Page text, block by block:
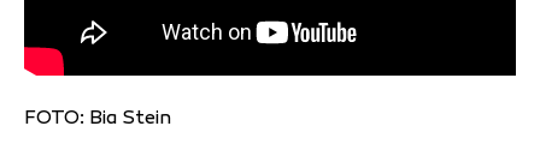
FOTO: Bia Stein